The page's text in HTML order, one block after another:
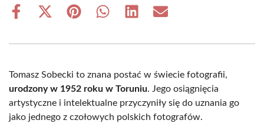
Share
Share
(Twitter)
Share Share Share Share
Tomasz Sobecki to znana postać w świecie fotografii,
urodzony w 1952 roku w Toruniu. Jego osiągnięcia
artystyczne i intelektualne przyczyniły się do uznania go
jako jednego z czołowych polskich fotografów.